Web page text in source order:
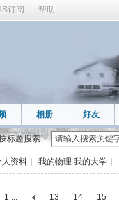
订阅 帮助
相册 好友
标题搜索
人资料 我的物理 我的大学
1 ... 13 14 15